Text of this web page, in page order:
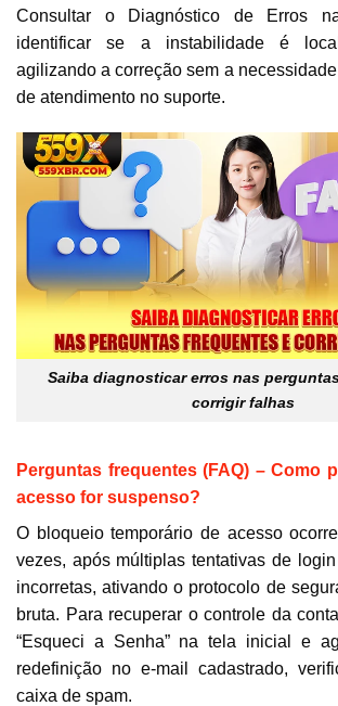
Consultar o Diagnóstico de Erros
identificar se a instabilidade é
agilizando a correção sem a
de atendimento no suporte.
Saiba diagnosticar erros nas
corrigir falhas
Perguntas frequentes (FAQ) – Como
acesso for suspenso?
O bloqueio temporário de acesso
vezes, após múltiplas tentativas de
incorretas, ativando o protocolo de
bruta. Para recuperar o controle da
“Esqueci a Senha” na tela inicial e
redefinição no e-mail cadastrado,
caixa de spam.